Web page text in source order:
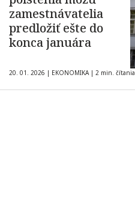
zamestnávatelia
predložiť ešte do
konca januára
20. 01. 2026 | EKONOMIKA | 2 min. čítania